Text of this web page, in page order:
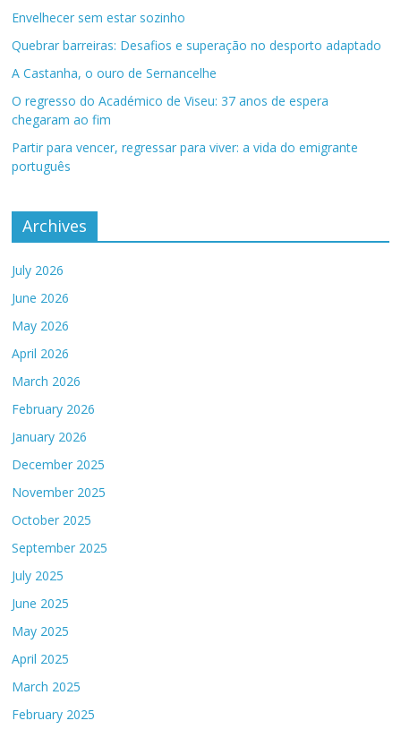
Envelhecer sem estar sozinho
Quebrar barreiras: Desafios e superação no desporto adaptado
A Castanha, o ouro de Sernancelhe
O regresso do Académico de Viseu: 37 anos de espera
chegaram ao fim
Partir para vencer, regressar para viver: a vida do emigrante
português
Archives
July 2026
June 2026
May 2026
April 2026
March 2026
February 2026
January 2026
December 2025
November 2025
October 2025
September 2025
July 2025
June 2025
May 2025
April 2025
March 2025
February 2025